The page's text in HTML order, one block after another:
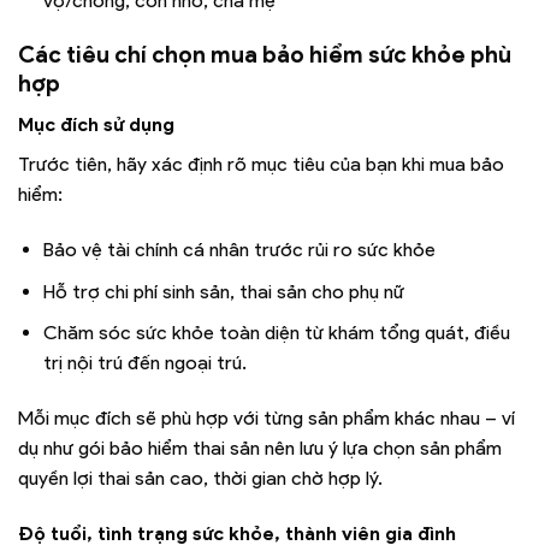
Các tiêu chí chọn mua bảo hiểm sức khỏe phù
hợp
Mục đích sử dụng
Trước tiên, hãy xác định rõ mục tiêu của bạn khi mua bảo
hiểm:
Bảo vệ tài chính cá nhân trước rủi ro sức khỏe
Hỗ trợ chi phí sinh sản, thai sản cho phụ nữ
Chăm sóc sức khỏe toàn diện từ khám tổng quát, điều
trị nội trú đến ngoại trú.
Mỗi mục đích sẽ phù hợp với từng sản phẩm khác nhau – ví
dụ như gói bảo hiểm thai sản nên lưu ý lựa chọn sản phẩm
quyền lợi thai sản cao, thời gian chờ hợp lý.
Độ tuổi, tình trạng sức khỏe, thành viên gia đình